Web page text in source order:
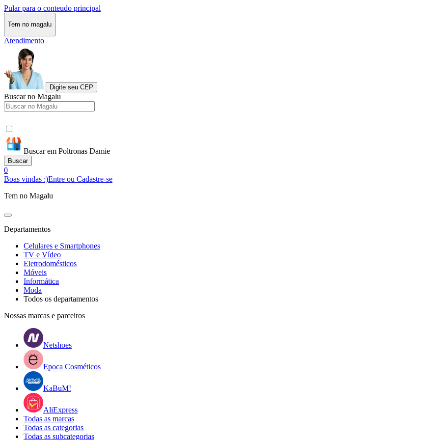
Pular para o conteudo principal
Tem no magalu
Atendimento
Digite seu CEP
Buscar no Magalu
Buscar em Poltronas Damie
Buscar
0
Boas vindas :)Entre ou Cadastre-se
Tem no Magalu
Departamentos
Celulares e Smartphones
TV e Vídeo
Eletrodomésticos
Móveis
Informática
Moda
Todos os departamentos
Nossas marcas e parceiros
Netshoes
Epoca Cosméticos
KaBuM!
AliExpress
Todas as marcas
Todas as categorias
Todas as subcategorias